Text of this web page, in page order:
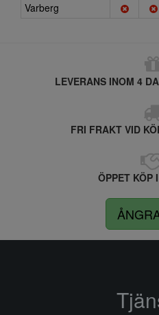
Varberg
LEVERANS INOM 4
FRI FRAKT VID
ÖPPET KÖP